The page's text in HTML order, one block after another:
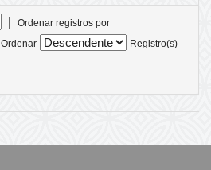
|
Ordenar registros por
Ordenar
Registro(s)